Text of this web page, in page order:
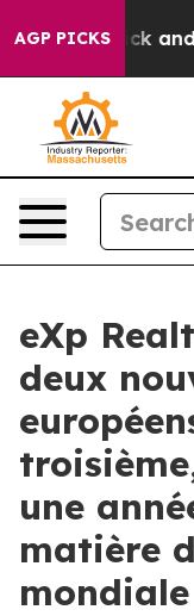
AGP PICKS
Sick and
eXp
deux
une
matière
mondiale